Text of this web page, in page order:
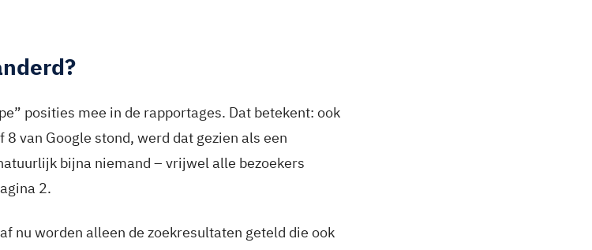
posities mee in de rapportages. Dat betekent: ook
van Google stond, werd dat gezien als een
bijna niemand – vrijwel alle bezoekers
2.
nu worden alleen de zoekresultaten geteld die ook